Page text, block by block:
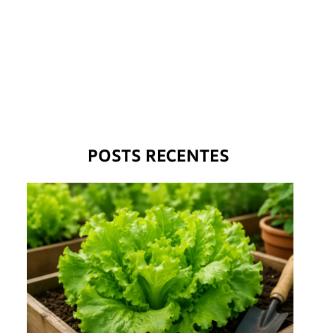
POSTS RECENTES